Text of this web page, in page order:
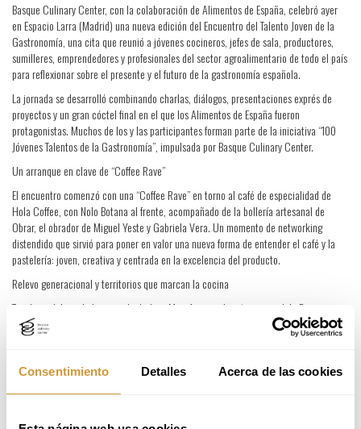
Consentimiento Detalles Acerca de las cookies
Basque Culinary Center, con la colaboración de Alimentos de España, celebró ayer
en Espacio Larra (Madrid) una nueva edición del Encuentro del Talento Joven de la
Gastronomía, una cita que reunió a jóvenes cocineros, jefes de sala, productores,
sumilleres, emprendedores y profesionales del sector agroalimentario de todo el país
para reflexionar sobre el presente y el futuro de la gastronomía española.
La jornada se desarrolló combinando charlas, diálogos, presentaciones exprés de
proyectos y un gran cóctel final en el que los Alimentos de España fueron
protagonistas. Muchos de los y las participantes forman parte de la iniciativa “100
Jóvenes Talentos de la Gastronomía”, impulsada por Basque Culinary Center.
Un arranque en clave de “Coffee Rave”
El encuentro comenzó con una “Coffee Rave” en torno al café de especialidad de
Hola Coffee, con Nolo Botana al frente, acompañado de la bollería artesanal de
Obrar, el obrador de Miguel Yeste y Gabriela Vera. Un momento de networking
distendido que sirvió para poner en valor una nueva forma de entender el café y la
pastelería: joven, creativa y centrada en la excelencia del producto.
Relevo generacional y territorios que marcan la cocina
Tras las palabras de bienvenida de Joxe Mari Aizega, director general de Basque
Culinary Center, y José Miguel Herrero, director general de Alimentación, se abrió el
programa de conversaciones.
En la mesa “Asuntos de familia”, moderada por Juan Sahuquillo (Grupo Cañitas),
perfiles como Javier Sanz (Grupo Cañitas), Jesús Sánchez Manzano (Casa Marcial),
Aitor Vivanco (Bodegas Virgen de Lorea) y Andrea Gutiérrez (restaurante Tayta)